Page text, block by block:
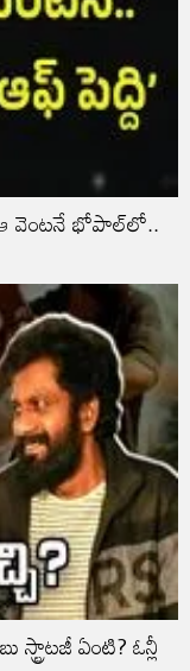
ఆ వెంటనే భోపాల్‌లో..
ఏంటి? ఓన్లీ